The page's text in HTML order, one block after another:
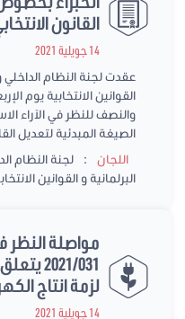
القانون
14 جويلية 2021
عقدت لجنة النظام الداخلي
والنصف للنظر في الآراء
الصيغة المبدئية لتعديل
اللجان
:
لجنة النظام
البرلمانية و القوانين
مواصلة
2021/
لزمة انتاج
14 جويلية 2021